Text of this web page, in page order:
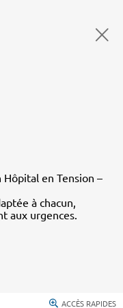
en Tension –
à chacun,
aux urgences.
ACCÈS RAPIDES